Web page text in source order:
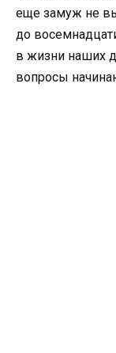
еще замуж не
до
в жизни наших
вопросы